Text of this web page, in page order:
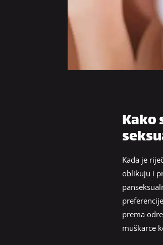
Kako
Kada je
oblikuju i
prema
muškarce